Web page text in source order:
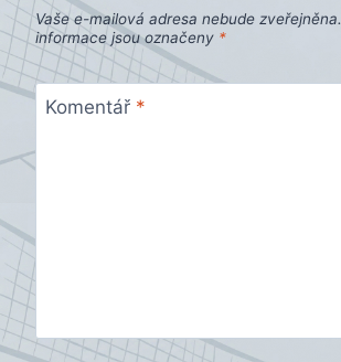
Vaše e-mailová adresa nebude zveřejněna.
informace jsou označeny *
Komentář *